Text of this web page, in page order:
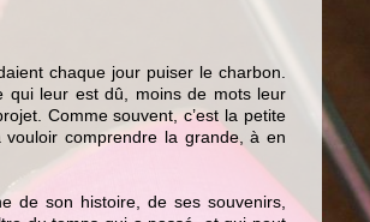
chaque jour puiser le charbon.
qui leur est dû, moins de mots leur
Comme souvent, c’est la petite
comprendre la grande, à en
de son histoire, de ses souvenirs,